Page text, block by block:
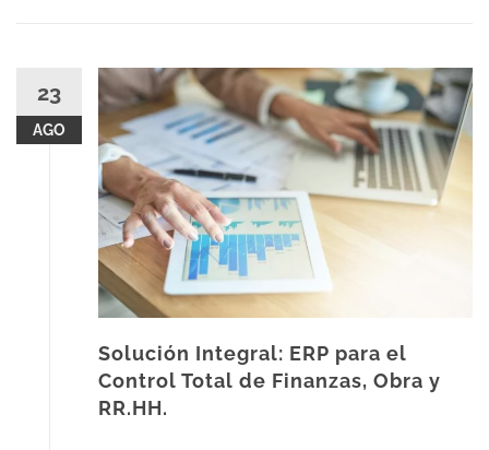
23
AGO
Solución Integral: ERP para el
Control Total de Finanzas, Obra y
RR.HH.